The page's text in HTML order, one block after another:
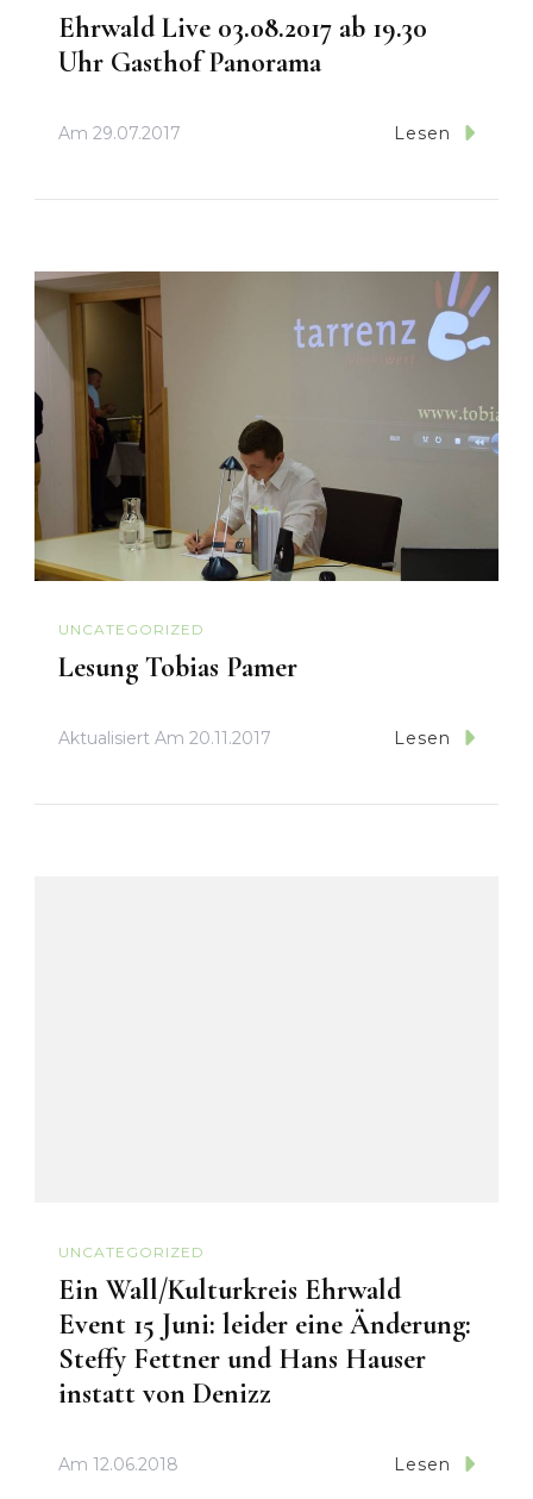
Ehrwald Live 03.08.2017 ab 19.30
Uhr Gasthof Panorama
Am 29.07.2017 Lesen
UNCATEGORIZED
Lesung Tobias Pamer
Aktualisiert Am 20.11.2017 Lesen
UNCATEGORIZED
Ein Wall/Kulturkreis Ehrwald
Event 15 Juni: leider eine Änderung:
Steffy Fettner und Hans Hauser
instatt von Denizz
Am 12.06.2018 Lesen